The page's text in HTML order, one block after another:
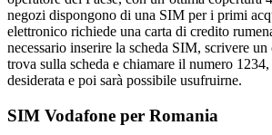
negozi dispongono di una SIM per i primi
elettronico richiede una carta di credito
necessario inserire la scheda SIM, scrivere
trova sulla scheda e chiamare il numero
desiderata e poi sarà possibile usufruirne.
SIM Vodafone per Romania